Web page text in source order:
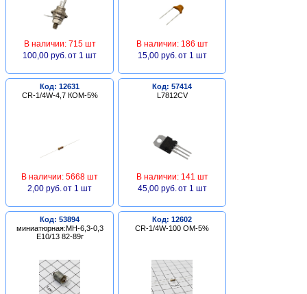
В наличии: 715 шт
100,00 руб. от 1 шт
В наличии: 186 шт
15,00 руб. от 1 шт
Код: 12631
CR-1/4W-4,7 КОМ-5%
В наличии: 5668 шт
2,00 руб. от 1 шт
Код: 57414
L7812CV
В наличии: 141 шт
45,00 руб. от 1 шт
Код: 53894
миниатюрная:МН-6,3-0,3
Е10/13 82-89г
Код: 12602
CR-1/4W-100 ОМ-5%